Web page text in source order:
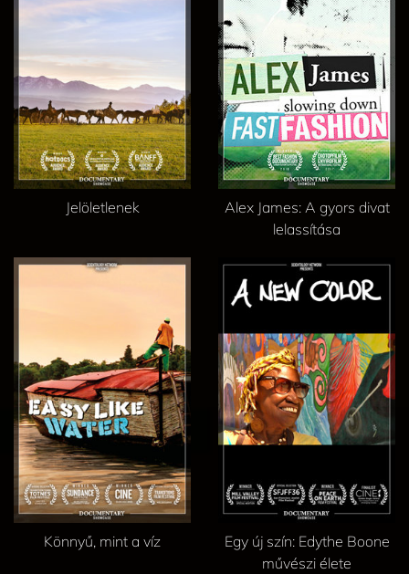
Jelöletlenek
Alex James: A gyors divat
lelassítása
Könnyű, mint a víz
Egy új szín: Edythe Boone
művészi élete